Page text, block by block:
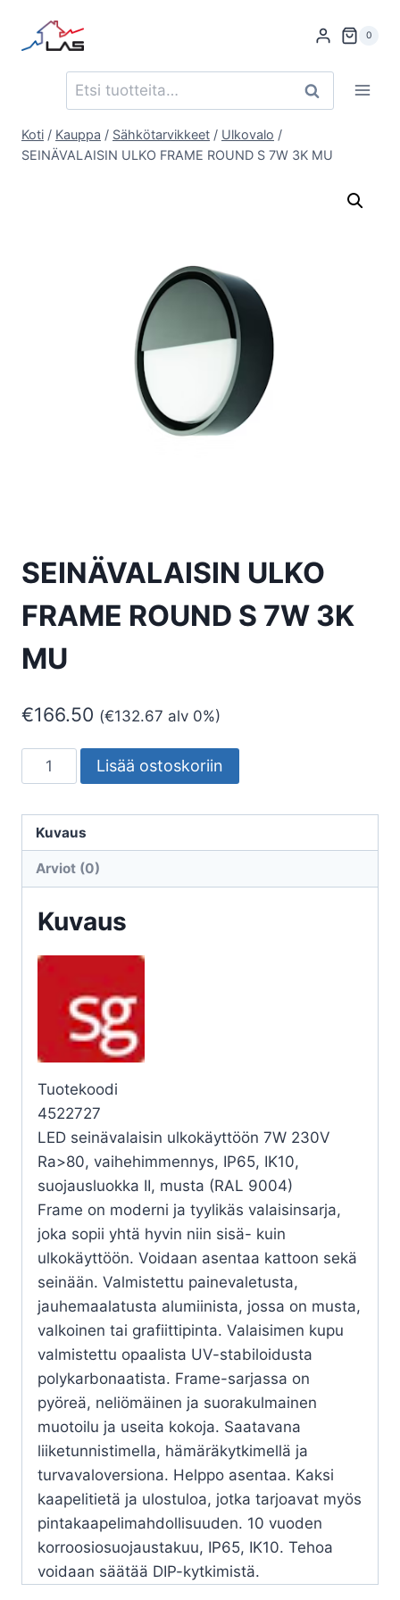
sisältöön
0
Etsi: Haku
Koti / Kauppa / Sähkötarvikkeet / Ulkovalo /
SEINÄVALAISIN ULKO FRAME ROUND S 7W 3K MU
SEINÄVALAISIN ULKO
FRAME ROUND S 7W 3K
MU
€166.50 (€132.67 alv 0%)
SEINÄVALAISIN
ULKO
ROUND
S
MU
määrä
Lisää ostoskoriin
Kuvaus
Arviot (0)
Kuvaus
Tuotekoodi
4522727
LED seinävalaisin ulkokäyttöön 7W 230V
Ra>80, vaihehimmennys, IP65, IK10,
suojausluokka II, musta (RAL 9004)
Frame on moderni ja tyylikäs valaisinsarja,
joka sopii yhtä hyvin niin sisä- kuin
ulkokäyttöön. Voidaan asentaa kattoon sekä
seinään. Valmistettu painevaletusta,
jauhemaalatusta alumiinista, jossa on musta,
valkoinen tai grafiittipinta. Valaisimen kupu
valmistettu opaalista UV-stabiloidusta
polykarbonaatista. Frame-sarjassa on
pyöreä, neliömäinen ja suorakulmainen
muotoilu ja useita kokoja. Saatavana
liiketunnistimella, hämäräkytkimellä ja
turvavaloversiona. Helppo asentaa. Kaksi
kaapelitietä ja ulostuloa, jotka tarjoavat myös
pintakaapelimahdollisuuden. 10 vuoden
korroosiosuojaustakuu, IP65, IK10. Tehoa
voidaan säätää DIP-kytkimistä.